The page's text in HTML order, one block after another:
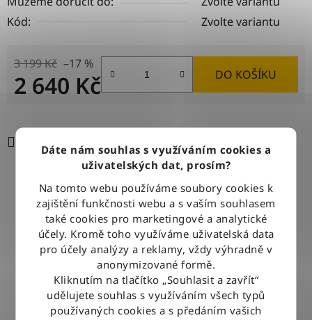
Dáte nám souhlas s využíváním cookies a
uživatelských dat, prosím?
Na tomto webu používáme soubory cookies k
zajištění funkčnosti webu a s vaším souhlasem
také cookies pro marketingové a analytické
účely. Kromě toho využíváme uživatelská data
pro účely analýzy a reklamy, vždy výhradně v
anonymizované formě.
Kliknutím na tlačítko „Souhlasit a zavřít“
udělujete souhlas s využíváním všech typů
používaných cookies a s předáním vašich
Kód:
Zvolte variantu
3 199 Kč –17 %
2 640 Kč DO KOŠÍKU
Zeptat se Sdílet
DOPRAVA ZDARMA
Při nákupu nad 2500 Kč doručujeme zdarma po celé ČR
BLESKOVÉ DORUČENÍ
Objednávky odesíláme každý pracovní den do 12:00